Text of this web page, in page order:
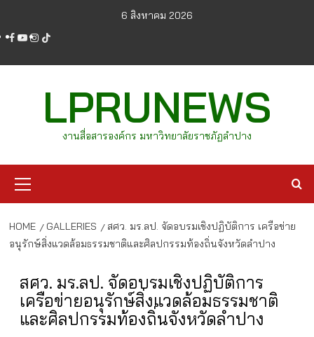
content
6 สิงหาคม 2026
facebook
youtube
instagram
tiktok
LPRUNEWS
งานสื่อสารองค์กร มหาวิทยาลัยราชภัฏลำปาง
Menu
HOME GALLERIES
สศว. มร.ลป. จัดอบรมเชิงปฏิบัติการ เครือข่าย
อนุรักษ์สิ่งแวดล้อมธรรมชาติและศิลปกรรมท้องถิ่นจังหวัดลำปาง
สศว. มร.ลป. จัดอบรมเชิงปฏิบัติการ
เครือข่ายอนุรักษ์สิ่งแวดล้อมธรรมชาติ
และศิลปกรรมท้องถิ่นจังหวัดลำปาง